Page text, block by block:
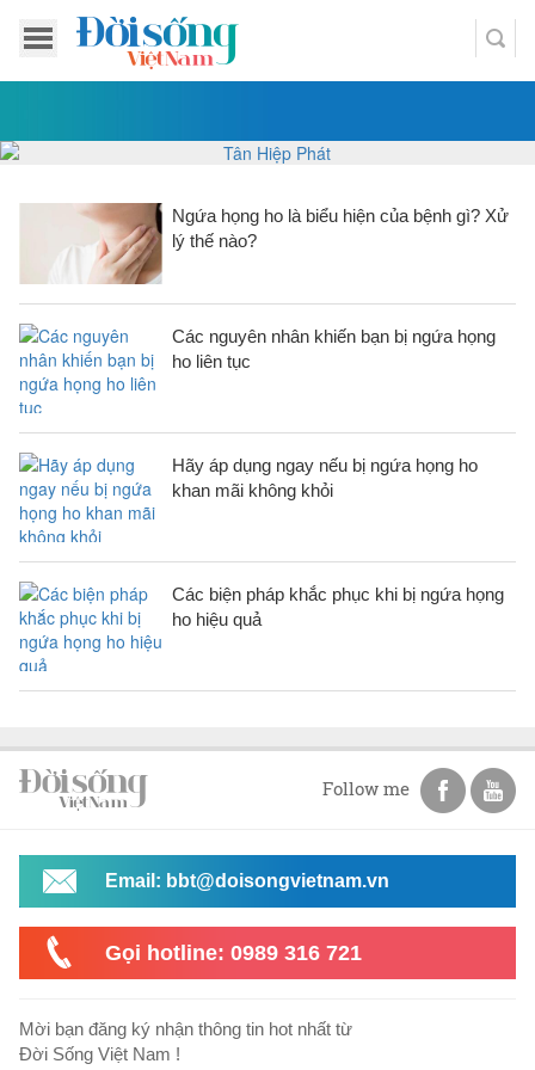
Ngứa họng ho là biểu hiện của bệnh gì? Xử
lý thế nào?
Các nguyên nhân khiến bạn bị ngứa họng
ho liên tục
Hãy áp dụng ngay nếu bị ngứa họng ho
khan mãi không khỏi
Các biện pháp khắc phục khi bị ngứa họng
ho hiệu quả
Follow me
Email: bbt@doisongvietnam.vn
Gọi hotline: 0989 316 721
Mời bạn đăng ký nhận thông tin hot nhất từ
Đời Sống Việt Nam !